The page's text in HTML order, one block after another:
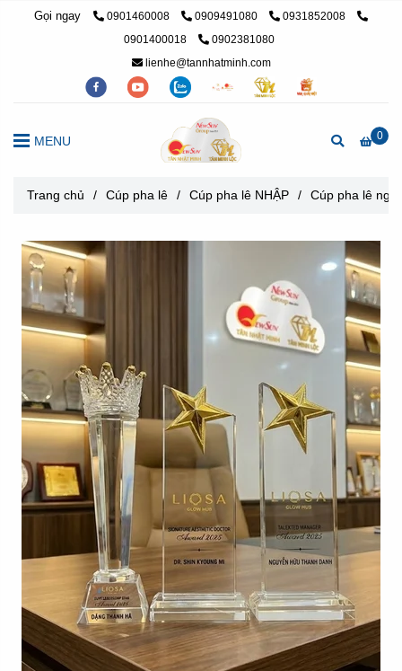
Gọi ngay 0901460008 0909491080
0931852008
0901400018
0902381080
lienhe@tannhatminh.com
0
MENU
Trang chủ / Cúp pha lê / Cúp pha lê NHẬP / Cúp pha lê